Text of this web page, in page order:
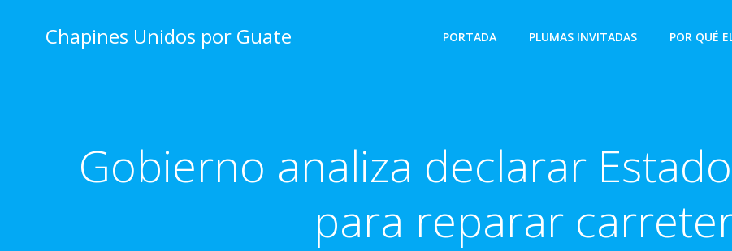
Chapines Unidos por Guate PORTADA PLUMAS INVITADAS POR QUÉ
Gobierno analiza declarar
para reparar